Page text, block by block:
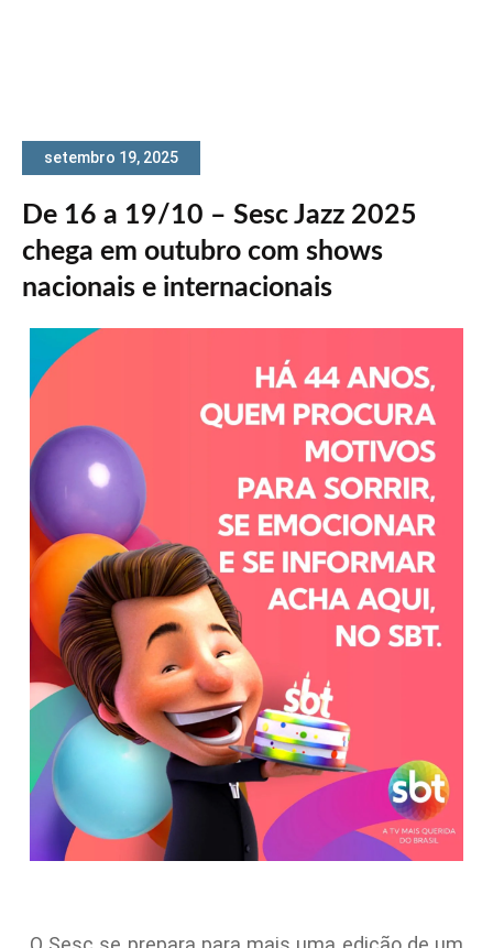
setembro 19, 2025
De 16 a 19/10 – Sesc Jazz 2025
chega em outubro com shows
nacionais e internacionais